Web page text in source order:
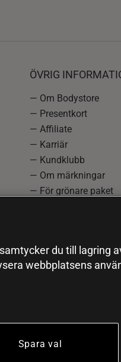
ÖVRIG
— Om Bodystore
— Presentkort
— Affiliate
— Karriär
— Kundklubb
— Om märkningar
— För grönare paket
du till lagring
webbplatsens
Spara val